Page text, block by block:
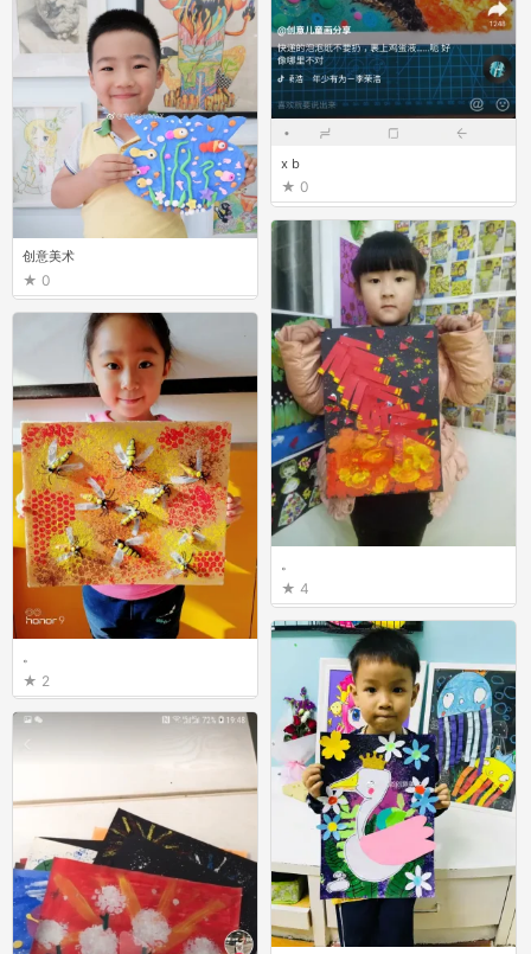
x b
0
2
创意美术
0
4